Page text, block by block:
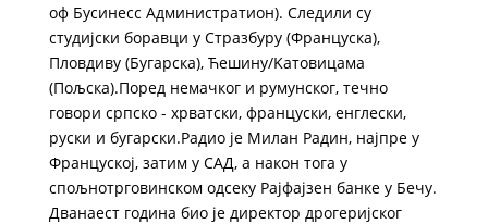
оф ​Бусинесс Администратион). Следили су
студијски боравци у Стразбуру (Француска),
Пловдиву (Бугарска), Ћешину/Kатовицама
(Пољска).Поред немачког и румунског, течно
говори српско - хрватски, француски, енглески,
руски и бугарски.Радио је Милан Радин, најпре у
Француској, затим у САД, а након тога у
спољнотрговинском одсеку Рајфајзен банке у Бечу.
Дванаест година био је директор дрогеријског